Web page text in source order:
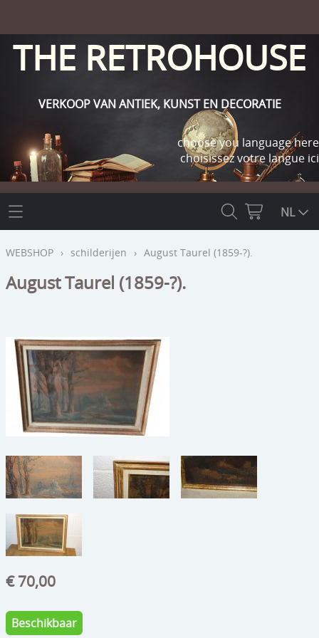
THE RETROHOUSE
VERKOOP VAN ANTIEK, KUNST EN DECORATIE
choose you language here
choisissez votre langue ici
THE RETROHOUSE
WEBSHOP
OUTLET
beelden
meubels
reclamevoorwerpen/merken
curiosa
porselein/aardewerk
medailles/munten/bankbiljetten
glaswerk
lamp/luchter
INFO
CONTACT
NL
WEBSHOP › schilderijen › August Taurel (1859-?).
August Taurel (1859-?).
€ 70,00
Beschikbaar